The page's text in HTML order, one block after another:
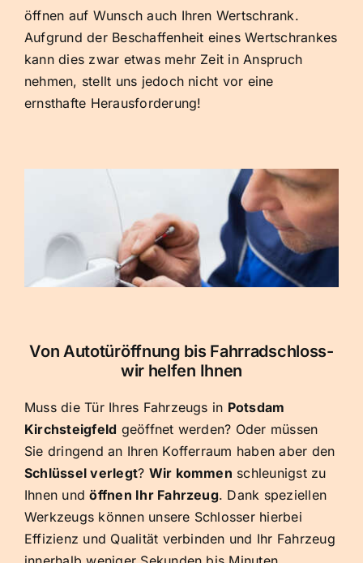
öffnen auf Wunsch auch Ihren Wertschrank.
Aufgrund der Beschaffenheit eines Wertschrankes
kann dies zwar etwas mehr Zeit in Anspruch
nehmen, stellt uns jedoch nicht vor eine
ernsthafte Herausforderung!
Von Autotüröffnung bis Fahrradschloss-
wir helfen Ihnen
Muss die Tür Ihres Fahrzeugs in Potsdam
Kirchsteigfeld geöffnet werden? Oder müssen
Sie dringend an Ihren Kofferraum haben aber den
Schlüssel verlegt? Wir kommen schleunigst zu
Ihnen undöffnen Ihr Fahrzeug. Dank speziellen
Werkzeugs können unsere Schlosser hierbei
Effizienz und Qualität verbinden und Ihr Fahrzeug